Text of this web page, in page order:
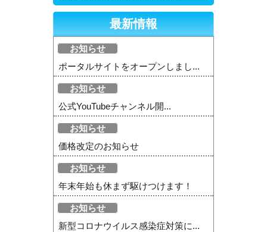
最新情報
お知らせ
ポータルサイトをオープンしまし...
お知らせ
公式YouTubeチャンネル開...
お知らせ
価格改定のお知らせ
お知らせ
年末年始も休まず駆けつけます！
お知らせ
新型コロナウイルス感染症対策に...